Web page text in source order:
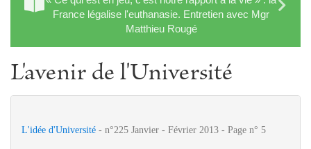
France légalise l'euthanasie. Entretien avec Mgr
Matthieu Rougé
L'avenir de l'Université
L'idée d'Université - n°225 Janvier - Février 2013 - Page n° 5